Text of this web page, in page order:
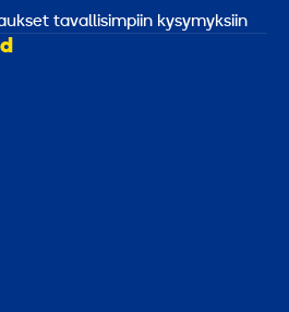
tavallisimpiin kysymyksiin